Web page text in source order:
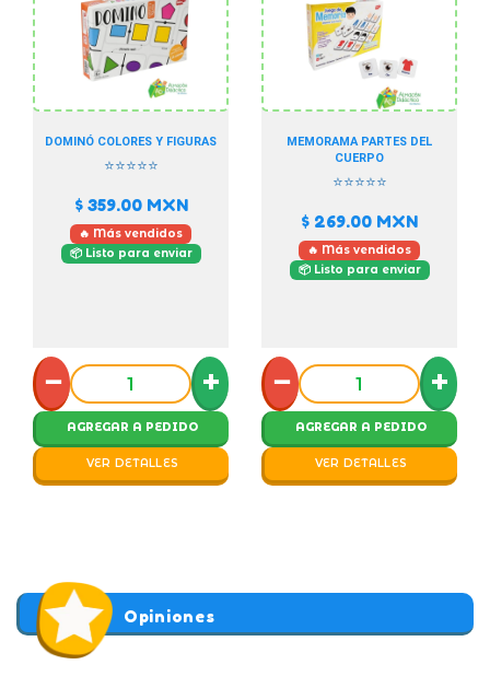
DOMINÓ COLORES Y FIGURAS
⭐⭐⭐⭐⭐
$ 359.00MXN
🔥 Más vendidos
📦 Listo para enviar
− +
AGREGAR A PEDIDO
VER DETALLES
MEMORAMA PARTES DEL
CUERPO
⭐⭐⭐⭐⭐
$ 269.00 MXN
🔥 Más vendidos
📦 Listo para enviar
− +
AGREGAR A PEDIDO
VER DETALLES
Opiniones